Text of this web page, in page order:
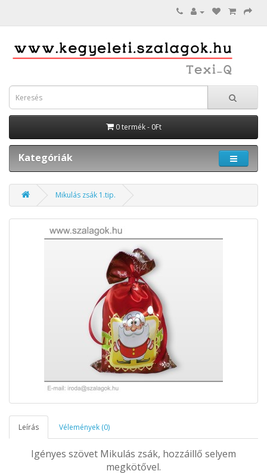
0 termék - 0Ft
Kategóriák
Mikulás zsák 1.tip.
Leírás Vélemények (0)
Igényes szövet Mikulás zsák, hozzáillő selyem
megkötővel.